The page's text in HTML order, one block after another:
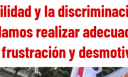
y la
realizar
y